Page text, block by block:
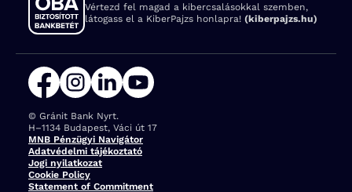
Vértezd fel magad a kibercsalásokkal szemben,
látogass el a KiberPajzs honlapra! (kiberpajzs.hu)
© Gránit Bank Nyrt.
Cím:
H–1134 Budapest, Váci út 17
MNB Pénzügyi Navigátor
Adatvédelmi tájékoztató
Jogi nyilatkozat
Cookie Policy
Statement of Commitment